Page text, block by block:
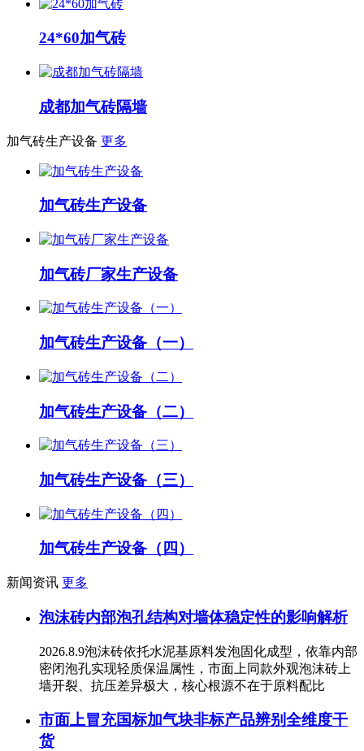
24*60加气砖
成都加气砖隔墙
加气砖生产设备 更多
加气砖生产设备
加气砖厂家生产设备
加气砖生产设备（一）
加气砖生产设备（二）
加气砖生产设备（三）
加气砖生产设备（四）
新闻资讯 更多
泡沫砖内部泡孔结构对墙体稳定性的影响解析
2026.8.9泡沫砖依托水泥基原料发泡固化成型，依靠内部
密闭泡孔实现轻质保温属性，市面上同款外观泡沫砖上
墙开裂、抗压差异极大，核心根源不在于原料配比
市面上冒充国标加气块非标产品辨别全维度干
货